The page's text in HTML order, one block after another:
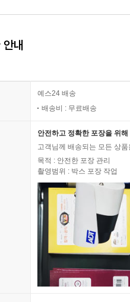
내
예스24 배송
배송비 : 무료배송
안전하고 정확한 포장을 위
고객님께 배송되는 모든 상
목적 : 안전한 포장 관리
촬영범위 : 박스 포장 작업